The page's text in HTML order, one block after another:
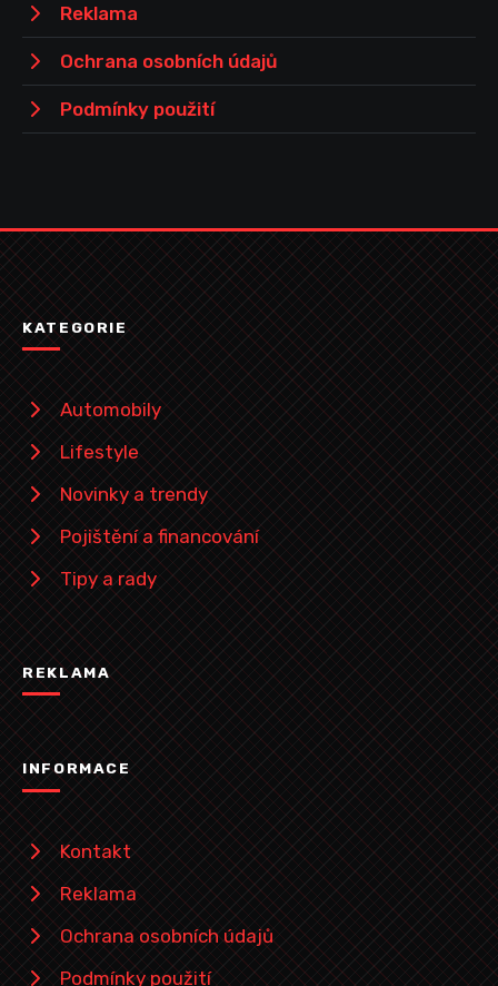
Reklama
Ochrana osobních údajů
Podmínky použití
KATEGORIE
Automobily
Lifestyle
Novinky a trendy
Pojištění a financování
Tipy a rady
REKLAMA
INFORMACE
Kontakt
Reklama
Ochrana osobních údajů
Podmínky použití